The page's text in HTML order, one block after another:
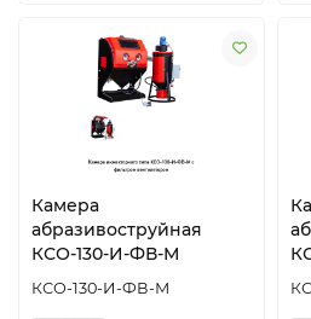
Камера
абразивоструйная
КСО-130-И-ФВ-М
КСО-130-И-ФВ-М